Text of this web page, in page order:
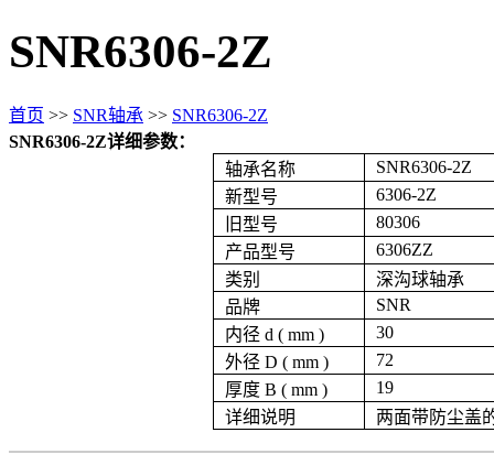
SNR6306-2Z
首页 >> SNR轴承 >> SNR6306-2Z
SNR6306-2Z详细参数：
轴承名称
SNR6306-2Z
新型号
6306-2Z
旧型号
80306
产品型号
6306ZZ
类别
深沟球轴承
品牌
SNR
内径 d ( mm )
30
外径 D ( mm )
72
厚度 B ( mm )
19
详细说明
两面带防尘盖